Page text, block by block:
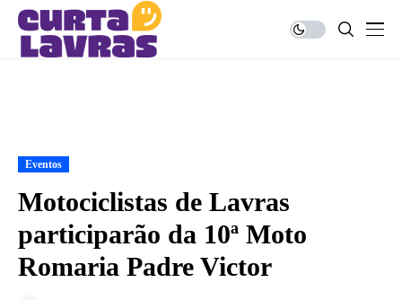
Eventos
Motociclistas de Lavras
participarão da 10ª Moto
Romaria Padre Victor